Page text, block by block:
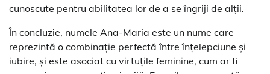
cunoscute pentru abilitatea lor de a se îngriji de alții.
În concluzie, numele Ana-Maria este un nume care
reprezintă o combinație perfectă între înțelepciune și
iubire, și este asociat cu virtuțile feminine, cum ar fi